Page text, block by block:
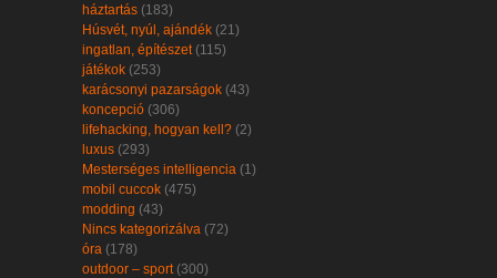
háztartás (183)
Húsvét, nyúl, ajándék (21)
ingatlan, építészet (115)
játékok (253)
karácsonyi pazarságok (43)
koncepció (306)
lifehacking, hogyan kell? (2)
luxus (293)
Mesterséges intelligencia (1)
mobil cuccok (475)
modding (43)
Nincs kategorizálva (72)
óra (178)
outdoor – sport (300)